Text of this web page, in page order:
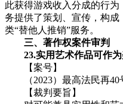
此获得游戏收入分成的行
务提供了策划、宣传，构
类“替他人推销”服务。
三、著作权案件审判
23.实用艺术作品可作为
【案号】
（2023）最高法民再40
【裁判要旨】